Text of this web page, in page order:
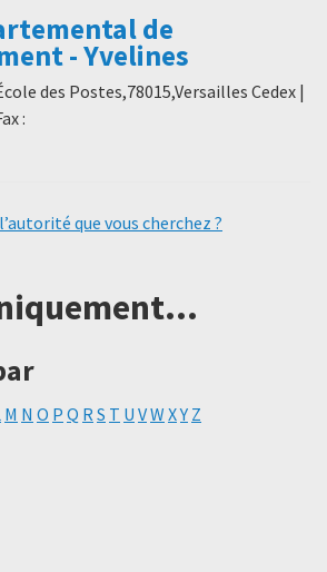
de
- Yvelines
des Postes,78015,Versailles Cedex |
:
que vous cherchez ?
M N O P Q RS T U VW XY Z